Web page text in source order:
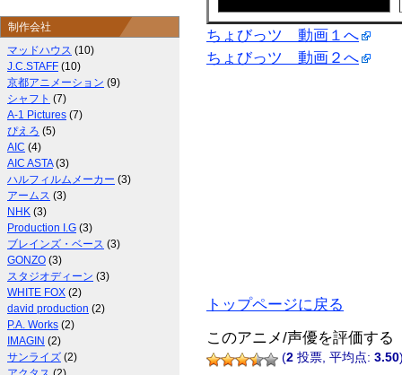
ちょびっツ 動画１へ
ちょびっツ 動画２へ
トップページに戻る
このアニメ/声優を評価する
(2 投票, 平均点: 3.50
制作会社
マッドハウス (10)
J.C.STAFF (10)
京都アニメーション (9)
シャフト (7)
A-1 Pictures (7)
ぴえろ (5)
AIC (4)
AIC ASTA(3)
ハルフィルムメーカー (3)
アームス (3)
NHK (3)
Production I.G (3)
ブレインズ・ベース (3)
GONZO (3)
スタジオディーン (3)
WHITE FOX (2)
david production (2)
P.A. Works (2)
IMAGIN (2)
サンライズ (2)